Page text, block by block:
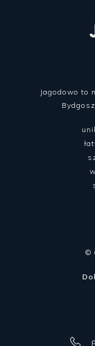
Jagodowo to
©